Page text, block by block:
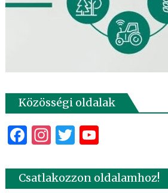
Közösségi oldalak
Facebook
Instagram
Twitter
YouTube
Csatlakozzon oldalamhoz!